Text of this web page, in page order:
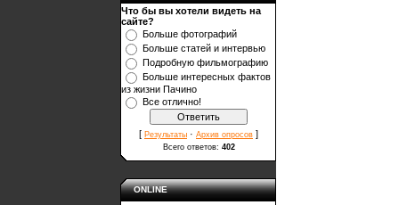
Что бы вы хотели видеть на
сайте?
Больше фотографий
Больше статей и интервью
Подробную фильмографию
Больше интересных фактов
из жизни Пачино
Все отлично!
[ Результаты · Архив опросов ]
Всего ответов: 402
ONLINE